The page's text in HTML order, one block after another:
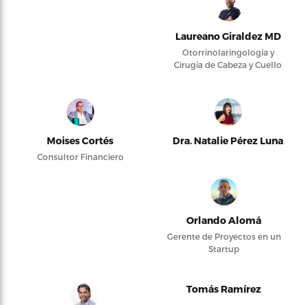
Laureano Giraldez MD
Otorrinolaringología y
Cirugía de Cabeza y Cuello
Moises Cortés
Consultor Financiero
Dra. Natalie Pérez Luna
Orlando Alomá
Gerente de Proyectos en un
Startup
Tomás Ramírez